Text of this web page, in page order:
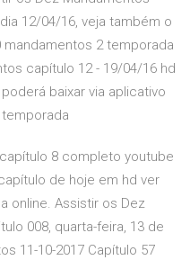
12/04/16, veja também o
2 temporada
capítulo 12 - 19/04/16 hd
baixar via aplicativo
8 completo youtube
de hoje em hd ver
online. Assistir os Dez
008, quarta-feira, 13 de
11-10-2017 Capítulo 57